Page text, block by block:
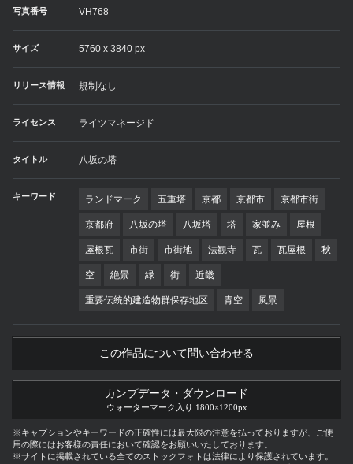
写真番号 VH768
サイズ 5760 x 3840 px
リリース情報 規制なし
ライセンス ライツマネージド
タイトル 八坂の塔
キーワード ランドマーク 五重塔 京都 京都市 京都市街
京都府 八坂の塔 八坂塔 塔 家並み 屋根
屋根瓦 市街 市街地 法観寺 瓦 瓦屋根 秋
空 絶景 緑 街 近畿
重要伝統的建造物群保存地区 青空 風景
この作品について問い合わせる
カンプデータ・ダウンロード
ウォーターマーク入り 1800×1200px
※キャプションやキーワードの正確性には最大限の注意を払っておりますが、ご使
用の際にはお客様の責任において確認をお願いいたしております。
※サイトに掲載されている全てのストックフォトは法律により保護されています。